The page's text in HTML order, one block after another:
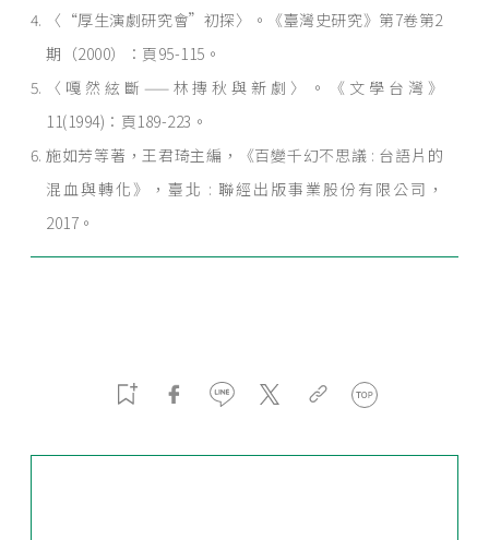
〈“厚生演劇研究會”初探〉。《臺灣史研究》第7卷第2
期（2000）：頁95-115。
〈嘎然絃斷——林摶秋與新劇〉。《文學台灣》
11(1994)：頁189-223。
施如芳等著，王君琦主編，《百變千幻不思議 : 台語片的
混血與轉化》，臺北 : 聯經出版事業股份有限公司，
2017。